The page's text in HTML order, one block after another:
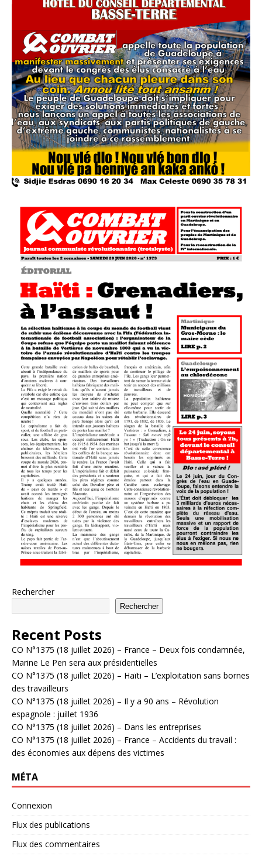
Rechercher
Rechercher
Recent Posts
CO N°1375 (18 juillet 2026) – France – Deux fois condamnée,
Marine Le Pen sera aux présidentielles
CO N°1375 (18 juillet 2026) – Haïti – L’exploitation sans bornes
des travailleurs
CO N°1375 (18 juillet 2026) – Il y a 90 ans – Révolution
espagnole : juillet 1936
CO N°1375 (18 juillet 2026) – Dans les entreprises
CO N°1375 (18 juillet 2026) – France – Accidents du travail :
des économies aux dépens des victimes
MÉTA
Connexion
Flux des publications
Flux des commentaires